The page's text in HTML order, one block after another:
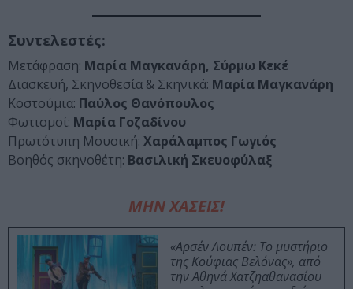
Συντελεστές:
Μετάφραση: Μαρία Μαγκανάρη, Σύρμω Κεκέ
Διασκευή, Σκηνοθεσία & Σκηνικά: Μαρία Μαγκανάρη
Κοστούμια: Παύλος Θανόπουλος
Φωτισμοί: Μαρία Γοζαδίνου
Πρωτότυπη Μουσική: Χαράλαμπος Γωγιός
Βοηθός σκηνοθέτη: Βασιλική Σκευοφύλαξ
ΜΗΝ ΧΑΣΕΙΣ!
«Αρσέν Λουπέν: Το μυστήριο
της Κούφιας Βελόνας», από
την Αθηνά Χατζηαθανασίου